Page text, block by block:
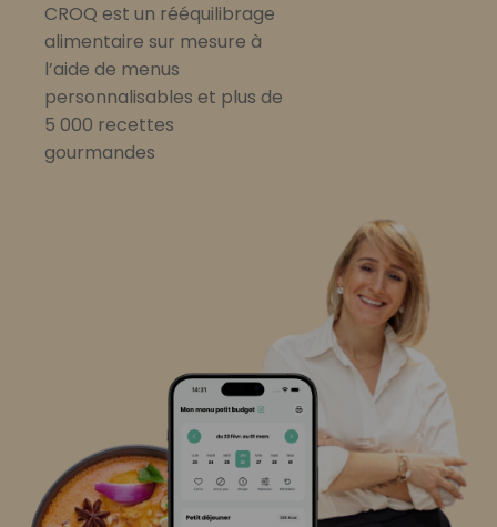
CROQ est un rééquilibrage
alimentaire sur mesure à
l’aide de menus
personnalisables et plus de
5 000 recettes
gourmandes